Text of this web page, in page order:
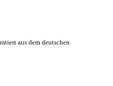
aus dem deutschen